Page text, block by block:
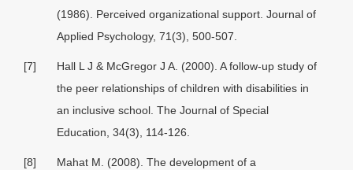
(1986). Perceived organizational support. Journal of
Applied Psychology, 71(3), 500-507.
[7]
Hall L J & McGregor J A. (2000). A follow-up study of
the peer relationships of children with disabilities in
an inclusive school. The Journal of Special
Education, 34(3), 114-126.
[8]
Mahat M. (2008). The development of a